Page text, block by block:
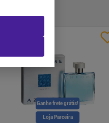
Ganhe frete grátis!
Loja Parceira